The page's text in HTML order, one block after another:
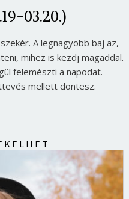
03.20.)
A legnagyobb baj az,
mihez is kezdj magaddal.
felemészti a napodat.
mellett döntesz.